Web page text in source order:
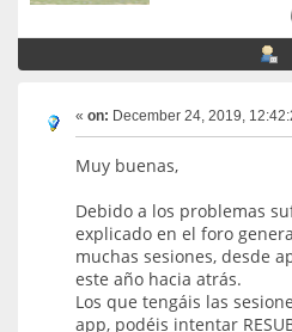
« on: December 24, 2019,
Muy buenas,
Debido a los problemas
explicado en el foro
muchas sesiones, desde
este año hacia atrás.
Los que tengáis las
app, podéis intentar